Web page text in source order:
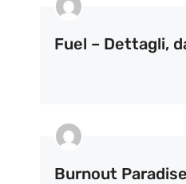
Fuel – Dettagli,
Burnout